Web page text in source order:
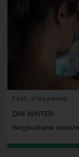
FREE-STREAMING
DRII WINTER
Berglerdrama